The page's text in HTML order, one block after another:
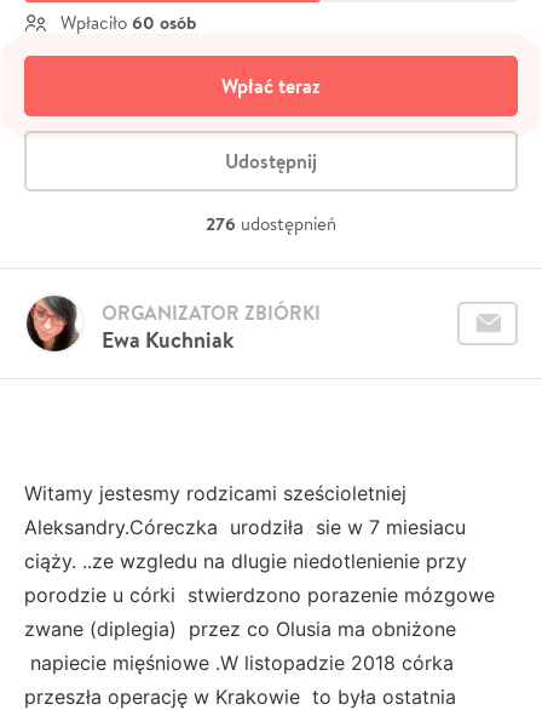
Wpłaciło 60 osób
Wpłać teraz
Udostępnij
276 udostępnień
Ewa Kuchniak
ORGANIZATOR ZBIÓRKI
Witamy jestesmy rodzicami sześcioletniej
Aleksandry.Córeczka urodziła sie w 7 miesiacu
ciąży. ..ze wzgledu na dlugie niedotlenienie przy
porodzie u córki stwierdzono porazenie mózgowe
zwane (diplegia) przez co Olusia ma obniżone
napiecie mięśniowe .W listopadzie 2018 córka
przeszła operację w Krakowie to była ostatnia